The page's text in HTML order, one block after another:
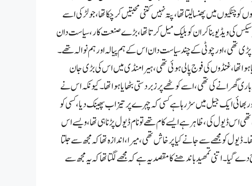
میں پھنسا لیتا تھا ،پتہ نہیں کتنی محبتیں کر چکا تھا ، جو لڑکی اسے
کی ویڈیو بنا کر ان کو بلیک میل کرتا تھا،بڑے صنعت کار،سیاست دان
تھی،اور چوٹی کے چند سیاست دان اس کے ہم پیالہ اور ہم نوالہ تھے۔
تھا،غنڈوں کی فوج پالی ہوئی تھی،ہیرا منڈی میں اس کی بڑی جان
گھرانے کی تھی،اسے کوٹھے پر زبردستی بٹھایا ہواتھا۔کیونکہ اس نے
بھائی ایک جیل میں سڑ رہا ہے کسی کہ چہرے پر تیزاب پھینک دیا ،کسی کو
اس ڈیول کی،ظاہر ہے ایسے کام تھے تو نا م ڈیول پڑنا ہی تھا،ویسے اس
کو مجھے سے جانے کیا پرخاش تھی، میرا ،ا ندازہ تھا کہ مجھ سے جلتا
گیا۔اتنی تمھید باندھنے کا مقصد یہ ہے کہ مجھے لگتا تھا کہ یہ مجھ سے